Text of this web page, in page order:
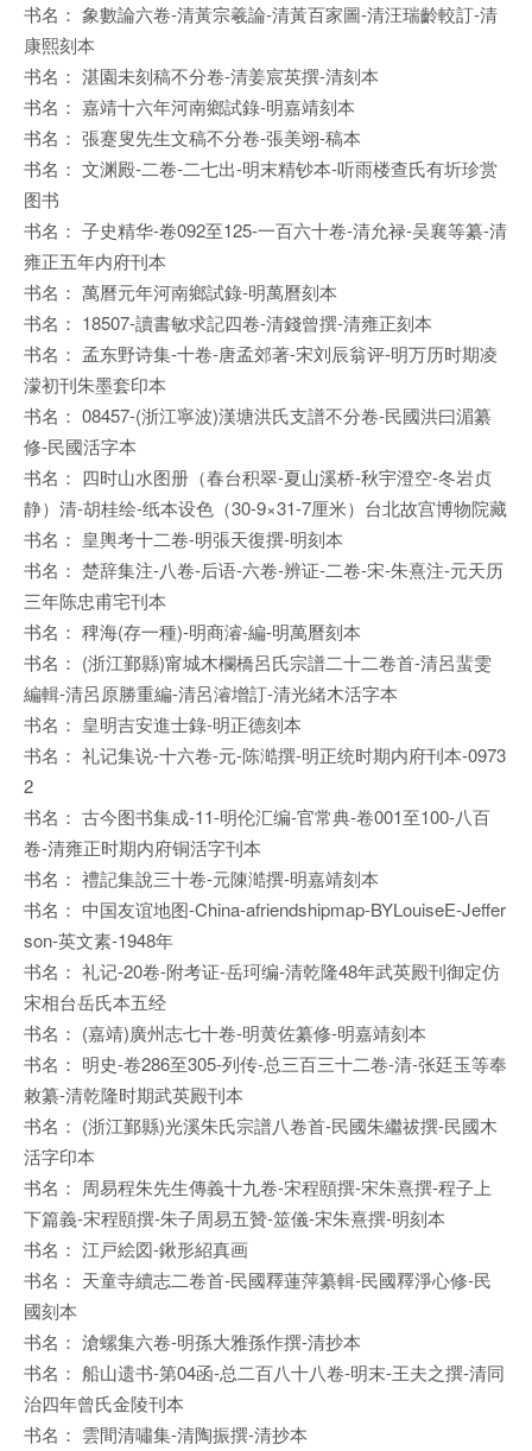
书名： 象數論六卷-清黃宗羲論-清黃百家圖-清汪瑞齡較訂-清
康熙刻本
书名： 湛園未刻稿不分卷-清姜宸英撰-清刻本
书名： 嘉靖十六年河南鄉試錄-明嘉靖刻本
书名： 張蹇叟先生文稿不分卷-張美翊-稿本
书名： 文渊殿-二卷-二七出-明末精钞本-听雨楼查氏有圻珍赏
图书
书名： 子史精华-卷092至125-一百六十卷-清允禄-吴襄等纂-清
雍正五年内府刊本
书名： 萬曆元年河南鄉試錄-明萬曆刻本
书名： 18507-讀書敏求記四卷-清錢曾撰-清雍正刻本
书名： 孟东野诗集-十卷-唐孟郊著-宋刘辰翁评-明万历时期凌
濛初刊朱墨套印本
书名： 08457-(浙江寧波)漢塘洪氏支譜不分卷-民國洪曰湄纂
修-民國活字本
书名： 四时山水图册（春台积翠-夏山溪桥-秋宇澄空-冬岩贞
静）清-胡桂绘-纸本设色（30-9×31-7厘米）台北故宫博物院藏
书名： 皇輿考十二卷-明張天復撰-明刻本
书名： 楚辞集注-八卷-后语-六卷-辨证-二卷-宋-朱熹注-元天历
三年陈忠甫宅刊本
书名： 稗海(存一種)-明商濬-編-明萬曆刻本
书名： (浙江鄞縣)甯城木欄橋呂氏宗譜二十二卷首-清呂蜚雯
編輯-清呂原勝重編-清呂濬增訂-清光緒木活字本
书名： 皇明吉安進士錄-明正德刻本
书名： 礼记集说-十六卷-元-陈澔撰-明正统时期内府刊本-0973
2
书名： 古今图书集成-11-明伦汇编-官常典-卷001至100-八百
卷-清雍正时期内府铜活字刊本
书名： 禮記集說三十卷-元陳澔撰-明嘉靖刻本
书名： 中国友谊地图-China-afriendshipmap-BYLouiseE-Jeffer
son-英文素-1948年
书名： 礼记-20卷-附考证-岳珂编-清乾隆48年武英殿刊御定仿
宋相台岳氏本五经
书名： (嘉靖)廣州志七十卷-明黄佐纂修-明嘉靖刻本
书名： 明史-卷286至305-列传-总三百三十二卷-清-张廷玉等奉
敕纂-清乾隆时期武英殿刊本
书名： (浙江鄞縣)光溪朱氏宗譜八卷首-民國朱繼祓撰-民國木
活字印本
书名： 周易程朱先生傳義十九卷-宋程頤撰-宋朱熹撰-程子上
下篇義-宋程頤撰-朱子周易五贊-筮儀-宋朱熹撰-明刻本
书名： 江戸絵図-鍬形紹真画
书名： 天童寺續志二卷首-民國釋蓮萍纂輯-民國釋淨心修-民
國刻本
书名： 滄螺集六卷-明孫大雅孫作撰-清抄本
书名： 船山遗书-第04函-总二百八十八卷-明末-王夫之撰-清同
治四年曾氏金陵刊本
书名： 雲間清嘯集-清陶振撰-清抄本